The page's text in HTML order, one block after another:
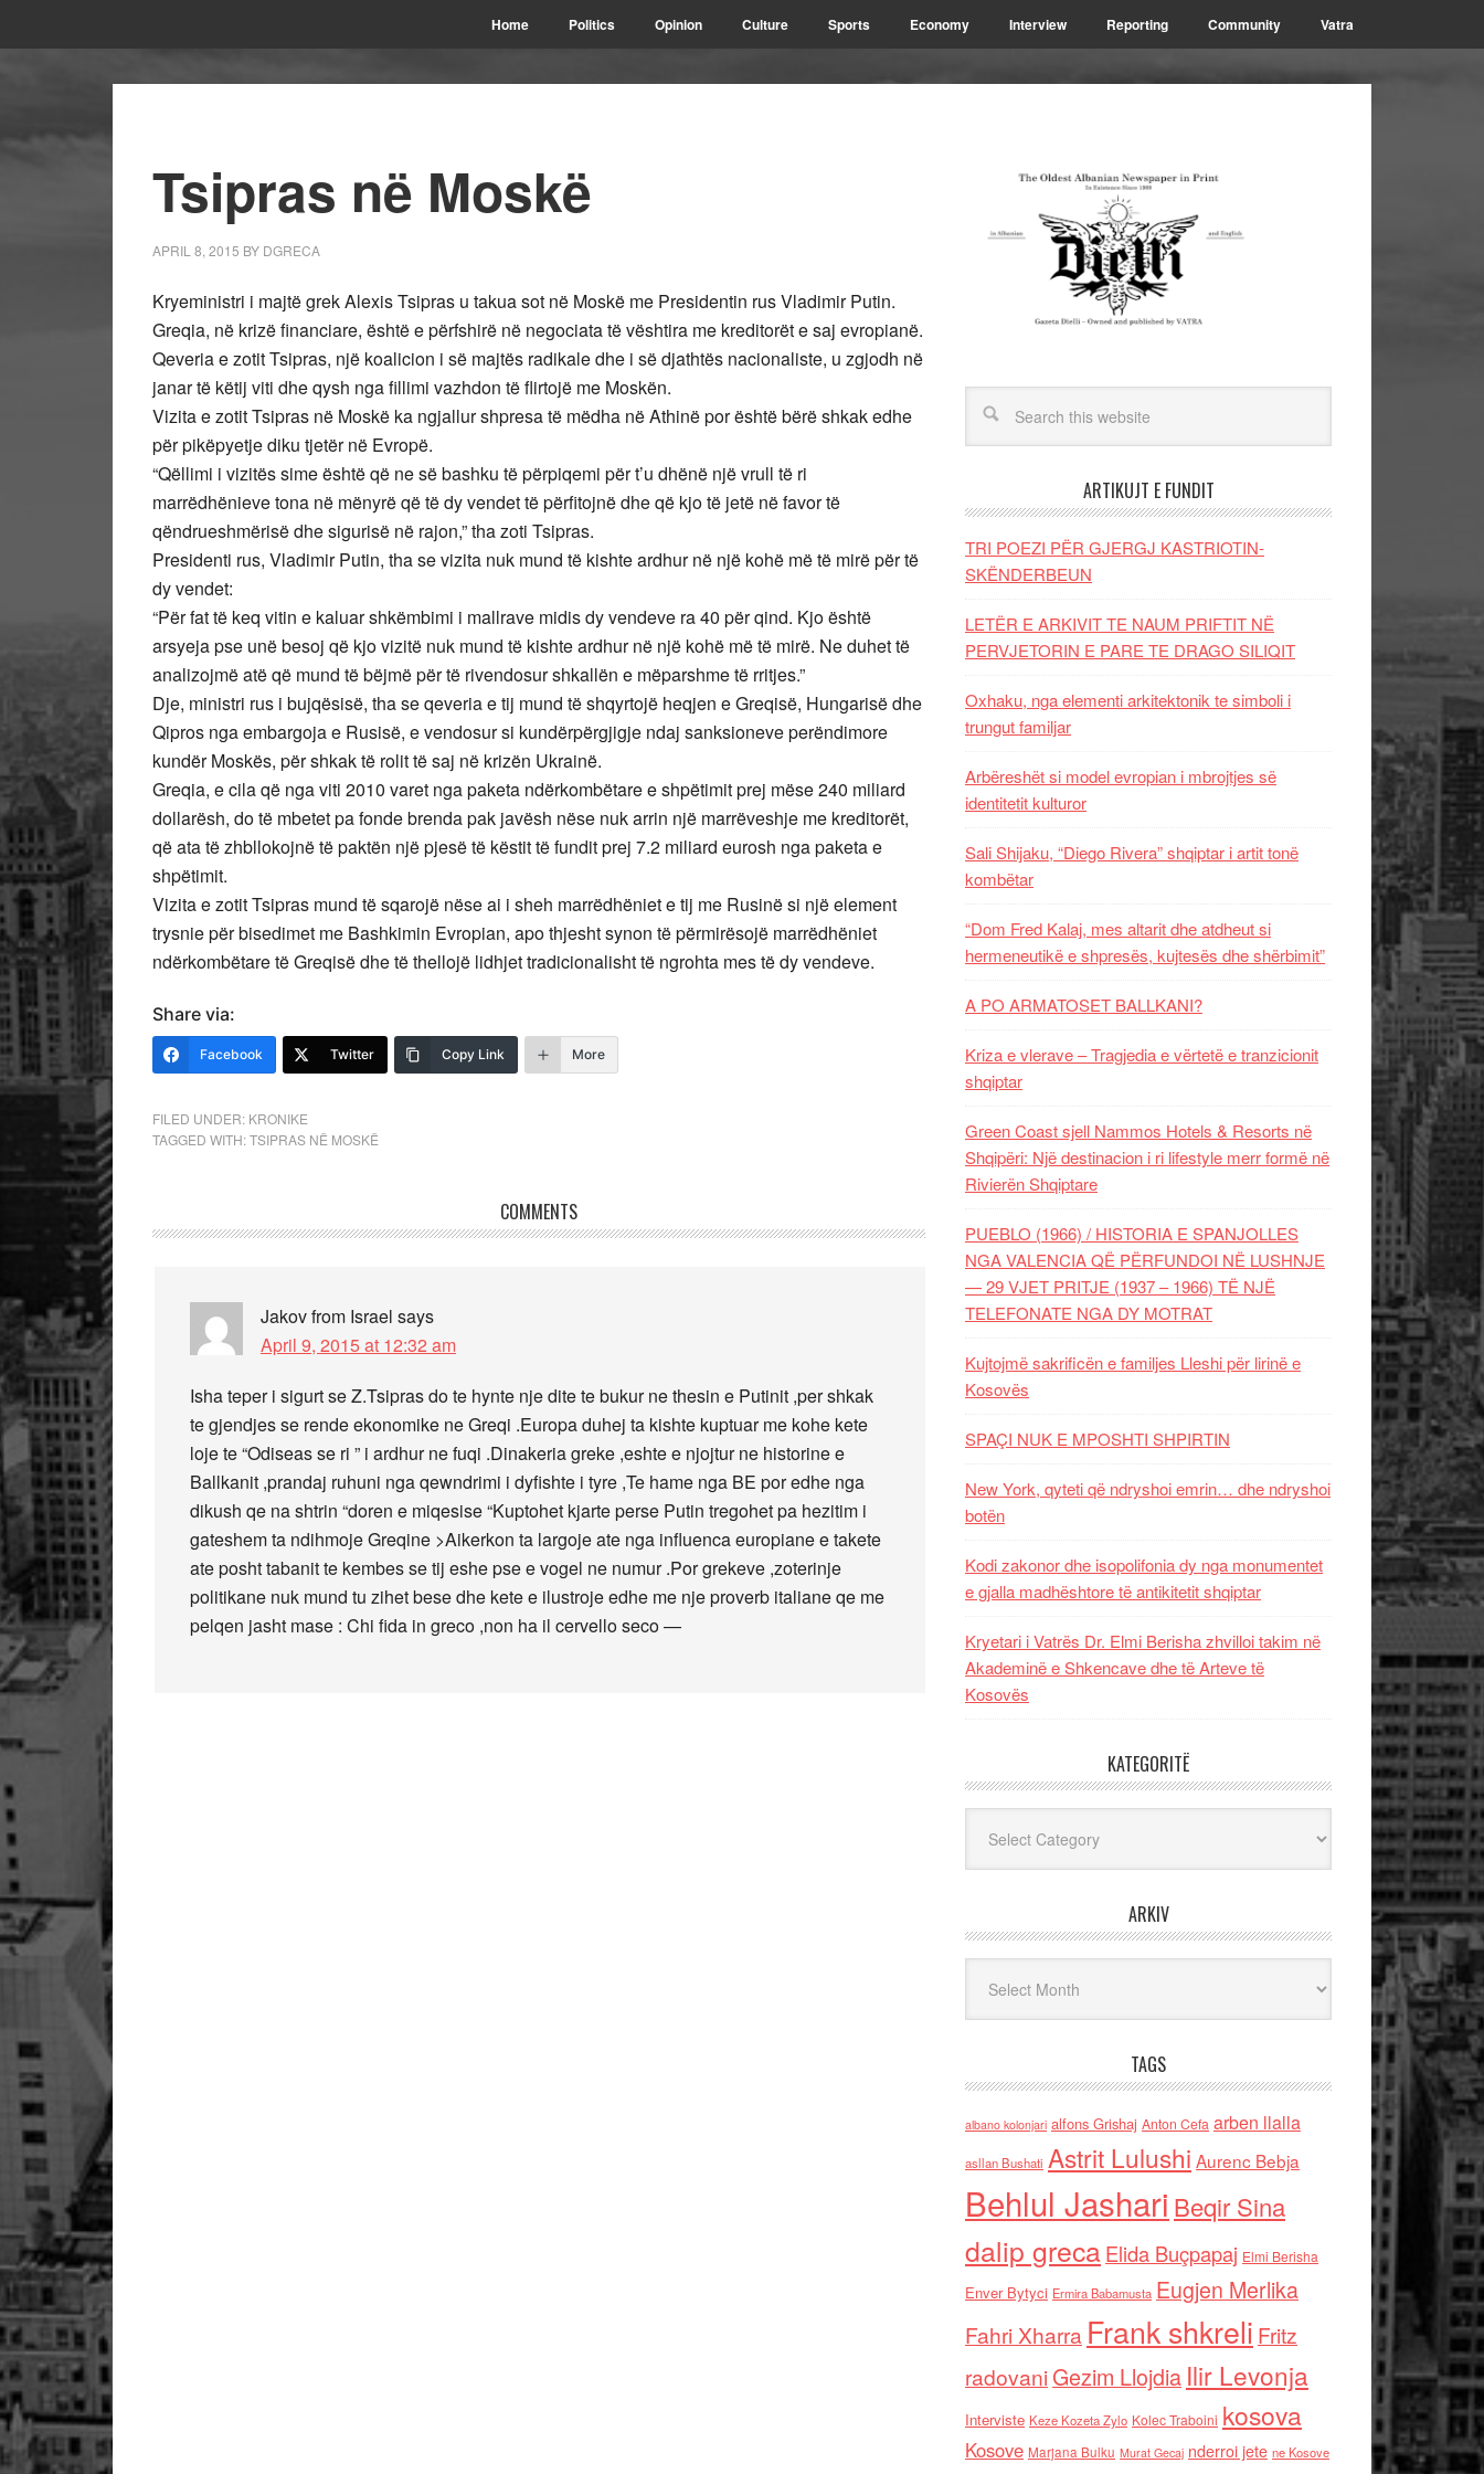
Home Politics Opinion Culture Sports Economy Interview Reporting Community Vatra
Tsipras në Moskë
APRIL 8, 2015 BY DGRECA
Kryeministri i majtë grek Alexis Tsipras u takua sot në Moskë me Presidentin rus Vladimir Putin.
Greqia, në krizë financiare, është e përfshirë në negociata të vështira me kreditorët e saj evropianë.
Qeveria e zotit Tsipras, një koalicion i së majtës radikale dhe i së djathtës nacionaliste, u zgjodh në
janar të këtij viti dhe qysh nga fillimi vazhdon të flirtojë me Moskën.
Vizita e zotit Tsipras në Moskë ka ngjallur shpresa të mëdha në Athinë por është bërë shkak edhe
për pikëpyetje diku tjetër në Evropë.
“Qëllimi i vizitës sime është që ne së bashku të përpiqemi për t’u dhënë një vrull të ri
marrëdhënieve tona në mënyrë që të dy vendet të përfitojnë dhe që kjo të jetë në favor të
qëndrueshmërisë dhe sigurisë në rajon,” tha zoti Tsipras.
Presidenti rus, Vladimir Putin, tha se vizita nuk mund të kishte ardhur në një kohë më të mirë për të
dy vendet:
“Për fat të keq vitin e kaluar shkëmbimi i mallrave midis dy vendeve ra 40 për qind. Kjo është
arsyeja pse unë besoj që kjo vizitë nuk mund të kishte ardhur në një kohë më të mirë. Ne duhet të
analizojmë atë që mund të bëjmë për të rivendosur shkallën e mëparshme të rritjes.”
Dje, ministri rus i bujqësisë, tha se qeveria e tij mund të shqyrtojë heqjen e Greqisë, Hungarisë dhe
Qipros nga embargoja e Rusisë, e vendosur si kundërpërgjigje ndaj sanksioneve perëndimore
kundër Moskës, për shkak të rolit të saj në krizën Ukrainë.
Greqia, e cila që nga viti 2010 varet nga paketa ndërkombëtare e shpëtimit prej mëse 240 miliard
dollarësh, do të mbetet pa fonde brenda pak javësh nëse nuk arrin një marrëveshje me kreditorët,
që ata të zhbllokojnë të paktën një pjesë të këstit të fundit prej 7.2 miliard eurosh nga paketa e
shpëtimit.
Vizita e zotit Tsipras mund të sqarojë nëse ai i sheh marrëdhëniet e tij me Rusinë si një element
trysnie për bisedimet me Bashkimin Evropian, apo thjesht synon të përmirësojë marrëdhëniet
ndërkombëtare të Greqisë dhe të thellojë lidhjet tradicionalisht të ngrohta mes të dy vendeve.
Share via:
Facebook Twitter Copy Link More
FILED UNDER: KRONIKE
TAGGED WITH:TSIPRAS NË MOSKË
COMMENTS
Jakov from Israel says
April 9, 2015 at 12:32 am
Isha teper i sigurt se Z.Tsipras do te hynte nje dite te bukur ne thesin e Putinit ,per shkak
te gjendjes se rende ekonomike ne Greqi .Europa duhej ta kishte kuptuar me kohe kete
loje te “Odiseas se ri ” i ardhur ne fuqi .Dinakeria greke ,eshte e njojtur ne historine e
Ballkanit ,prandaj ruhuni nga qewndrimi i dyfishte i tyre ,Te hame nga BE por edhe nga
dikush qe na shtrin “doren e miqesise “Kuptohet kjarte perse Putin tregohet pa hezitim i
gateshem ta ndihmoje Greqine >Aikerkon ta largoje ate nga influenca europiane e takete
ate posht tabanit te kembes se tij eshe pse e vogel ne numur .Por grekeve ,zoterinje
politikane nuk mund tu zihet bese dhe kete e ilustroje edhe me nje proverb italiane qe me
pelqen jasht mase : Chi fida in greco ,non ha il cervello seco —
ARTIKUJT E FUNDIT
TRI POEZI PËR GJERGJ KASTRIOTIN-
SKËNDERBEUN
LETËR E ARKIVIT TE NAUM PRIFTIT NË
PERVJETORIN E PARE TE DRAGO SILIQIT
Oxhaku, nga elementi arkitektonik te simboli i
trungut familjar
Arbëreshët si model evropian i mbrojtjes së
identitetit kulturor
Sali Shijaku, “Diego Rivera” shqiptar i artit tonë
kombëtar
“Dom Fred Kalaj, mes altarit dhe atdheut si
hermeneutikë e shpresës, kujtesës dhe shërbimit”
A PO ARMATOSET BALLKANI?
Kriza e vlerave – Tragjedia e vërtetë e tranzicionit
shqiptar
Green Coast sjell Nammos Hotels & Resorts në
Shqipëri: Një destinacion i ri lifestyle merr formë në
Rivierën Shqiptare
PUEBLO (1966) / HISTORIA E SPANJOLLES
NGA VALENCIA QË PËRFUNDOI NË LUSHNJE
— 29 VJET PRITJE (1937 – 1966) TË NJË
TELEFONATE NGA DY MOTRAT
Kujtojmë sakrificën e familjes Lleshi për lirinë e
Kosovës
SPAÇI NUK E MPOSHTI SHPIRTIN
New York, qyteti që ndryshoi emrin… dhe ndryshoi
botën
Kodi zakonor dhe isopolifonia dy nga monumentet
e gjalla madhështore të antikitetit shqiptar
Kryetari i Vatrës Dr. Elmi Berisha zhvilloi takim në
Akademinë e Shkencave dhe të Arteve të
Kosovës
KATEGORITË
ARKIV
TAGS
albano kolonjari alfons Grishaj Anton Cefa arben llalla
asllan Bushati Astrit Lulushi Aurenc Bebja
Behlul Jashari Beqir Sina
dalip grecaElida Buçpapaj Elmi Berisha
Enver Bytyci Ermira Babamusta Eugjen Merlika
Fahri Xharra Frank shkreli Fritz
radovaniGezim Llojdia Ilir Levonja
Interviste Keze Kozeta Zylo Kolec Traboini kosova
Kosove Marjana Bulku Murat Gecaj nderroi jete ne Kosove